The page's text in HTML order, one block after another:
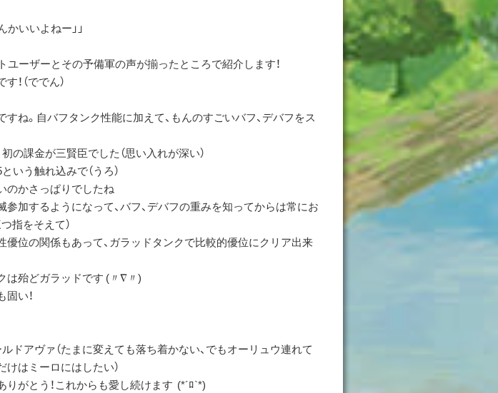
かいいよねー」」
ユーザーとその予備軍の声が揃ったところで紹介します！
！（ででん）
ね。自バフタンク性能に加えて、もんのすごいバフ、デバフをス
の課金が三賢臣でした（思い入れが深い）
う触れ込みで（うろ）
のかさっぱりでしたね
加するようになって、バフ、デバフの重みを知ってからは常にお
指をそえて）
優位の関係もあって、ガラッドタンクで比較的優位にクリア出来
は殆どガラッドです (〃∇〃)
い！
ドアヴァ（たまに変えても落ち着かない、でもオーリュウ連れて
はミーロにはしたい）
がとう！これからも愛し続けます (*´ﾛ`*)